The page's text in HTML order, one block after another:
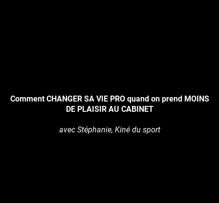
Comment CHANGER SA VIE PRO quand on prend MOINS
DE PLAISIR AU CABINET
avec Stéphanie, Kiné du sport